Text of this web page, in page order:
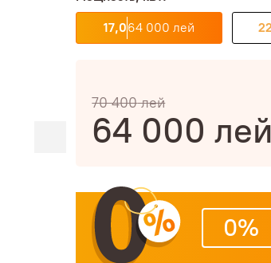
17,064 000 лей
70 400лей
64 000
0%